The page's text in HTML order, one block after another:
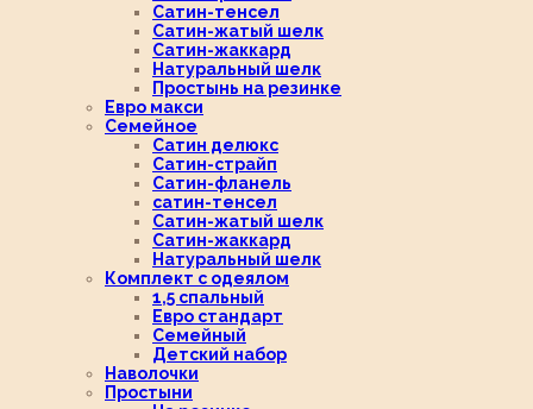
Сатин-тенсел
Сатин-жатый шелк
Сатин-жаккард
Натуральный шелк
Простынь на резинке
Евро макси
Семейное
Сатин делюкс
Сатин-страйп
Сатин-фланель
сатин-тенсел
Сатин-жатый шелк
Сатин-жаккард
Натуральный шелк
Комплект с одеялом
1,5 спальный
Евро стандарт
Семейный
Детский набор
Наволочки
Простыни